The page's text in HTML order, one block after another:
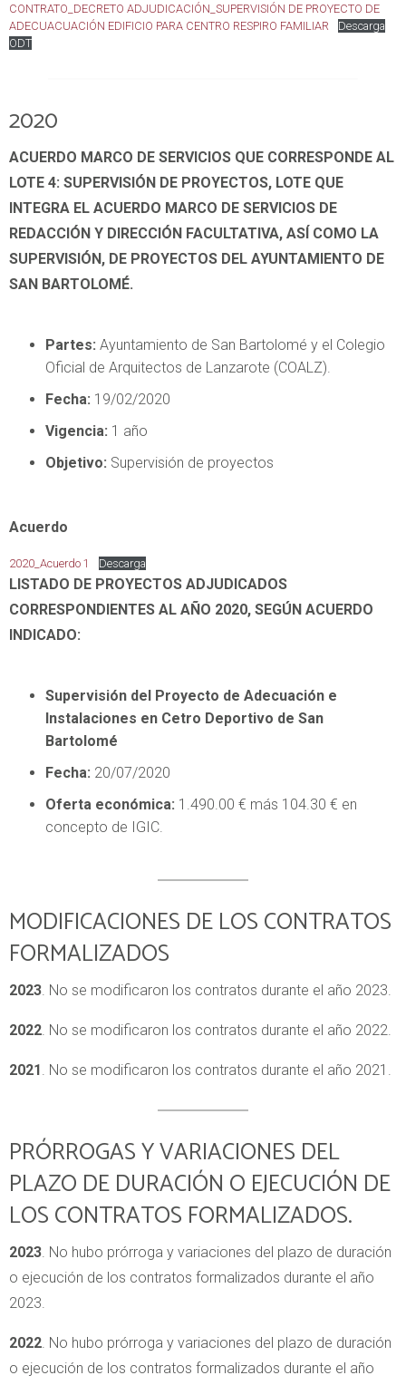
CONTRATO_DECRETO ADJUDICACIÓN_SUPERVISIÓN DE PROYECTO DE
ADECUACUACIÓN EDIFICIO PARA CENTRO RESPIRO FAMILIAR
Descarga
ODT
2020
ACUERDO MARCO DE SERVICIOS QUE CORRESPONDE AL
LOTE 4: SUPERVISIÓN DE PROYECTOS, LOTE QUE
INTEGRA EL ACUERDO MARCO DE SERVICIOS DE
REDACCIÓN Y DIRECCIÓN FACULTATIVA, ASÍ COMO LA
SUPERVISIÓN, DE PROYECTOS DEL AYUNTAMIENTO DE
SAN BARTOLOMÉ.
Partes: Ayuntamiento de San Bartolomé y el Colegio
Oficial de Arquitectos de Lanzarote (COALZ).
Fecha: 19/02/2020
Vigencia: 1 año
Objetivo: Supervisión de proyectos
Acuerdo
2020_Acuerdo 1 Descarga
LISTADO DE PROYECTOS ADJUDICADOS
CORRESPONDIENTES AL AÑO 2020, SEGÚN ACUERDO
INDICADO:
Supervisión del Proyecto de Adecuación e
Instalaciones en Cetro Deportivo de San
Bartolomé
Fecha: 20/07/2020
Oferta económica: 1.490.00 € más 104.30 € en
concepto de IGIC.
MODIFICACIONES DE LOS CONTRATOS
FORMALIZADOS
2023. No se modificaron los contratos durante el año 2023.
2022. No se modificaron los contratos durante el año 2022.
2021. No se modificaron los contratos durante el año 2021.
PRÓRROGAS Y VARIACIONES DEL
PLAZO DE DURACIÓN O EJECUCIÓN DE
LOS CONTRATOS FORMALIZADOS.
2023 . No hubo prórroga y variaciones del plazo de duración
o ejecución de los contratos formalizados durante el año
2023.
2022 . No hubo prórroga y variaciones del plazo de duración
o ejecución de los contratos formalizados durante el año